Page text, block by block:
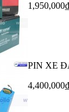
1,950,000₫
PIN XE
4,400,000₫